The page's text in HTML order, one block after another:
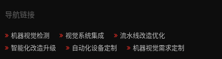
导航链接
机器视觉检测 视觉系统集成
流水线改造优化
智能化改造升级
自动化设备定制 机器视觉需求定制